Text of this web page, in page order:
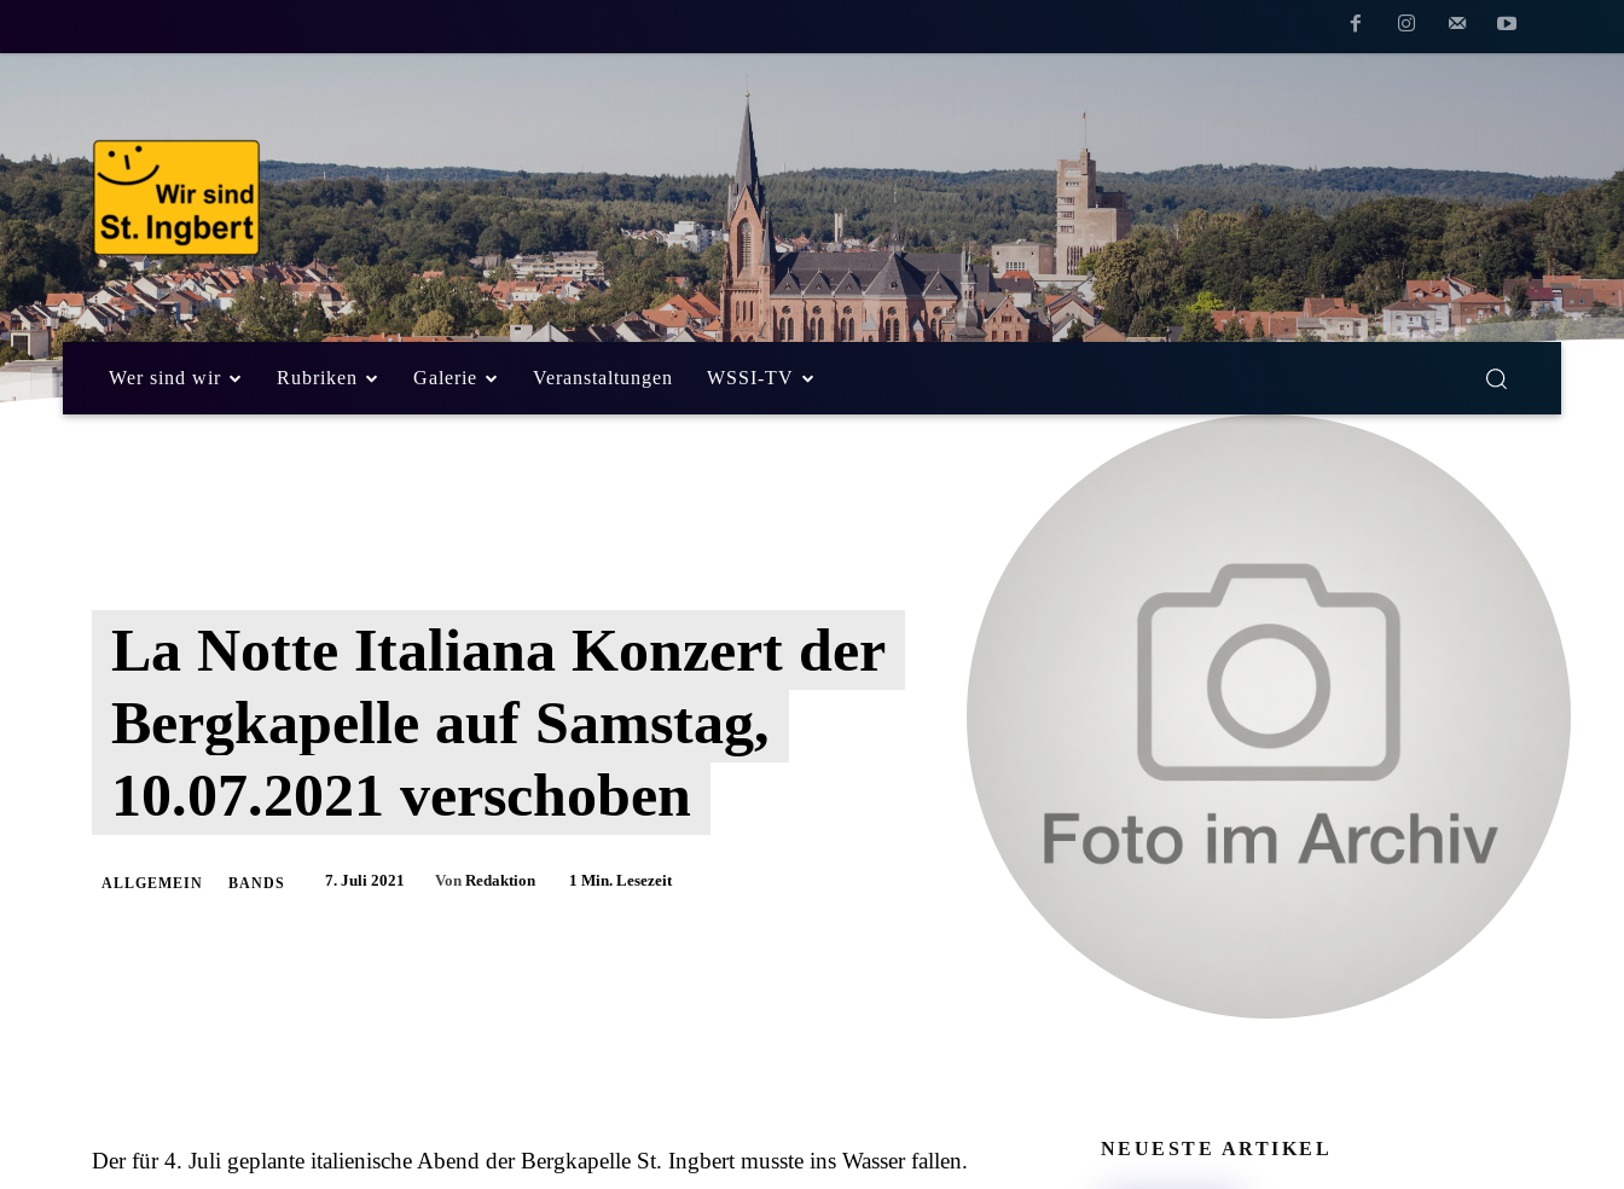
Wer sind wir Rubriken Galerie Veranstaltungen WSSI-TV
La Notte Italiana Konzert der
Bergkapelle auf Samstag,
10.07.2021 verschoben
ALLGEMEIN BANDS 7. Juli 2021 Von Redaktion 1 Min. Lesezeit
Der für 4. Juli geplante italienische Abend der Bergkapelle St. Ingbert musste ins Wasser fallen.
NEUESTE ARTIKEL